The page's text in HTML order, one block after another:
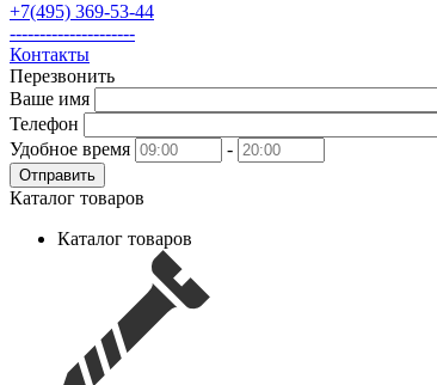
+7(495) 369-53-44
---------------------
Контакты
Перезвонить
Ваше имя
Телефон
Удобное время
-
Отправить
Каталог товаров
Каталог товаров